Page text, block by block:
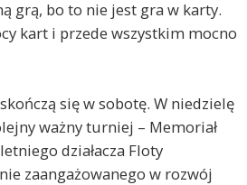
grą, bo to nie jest gra w karty.
kart i przede wszystkim mocno
się w sobotę. W niedzielę
ważny turniej – Memoriał
działacza Floty
zaangażowanego w rozwój